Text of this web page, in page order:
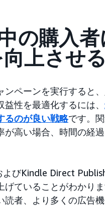
の購入
上させる
ンペーンを実行すると
性を最適化するには、
るのが良い戦略です。
が高い場合、時間の経
びKindle Direct
げていることがわかり
読者、より多くの広告